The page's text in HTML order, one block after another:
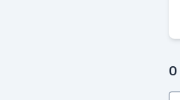
0